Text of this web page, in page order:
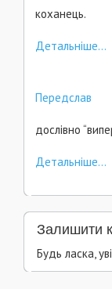
коханець.
Детальніше...
Передслав
дослівно
Детальніше...
Залишити
Будь ласка,